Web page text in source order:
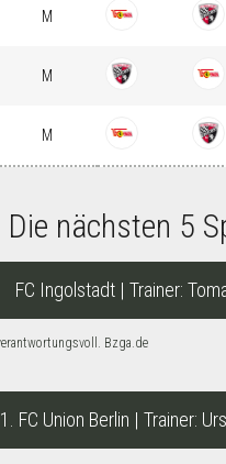
M
M
M
Die nächsten 5
FC Ingolstadt| Trainer:
Bzga.de
1. FC Union Berlin | Trainer: